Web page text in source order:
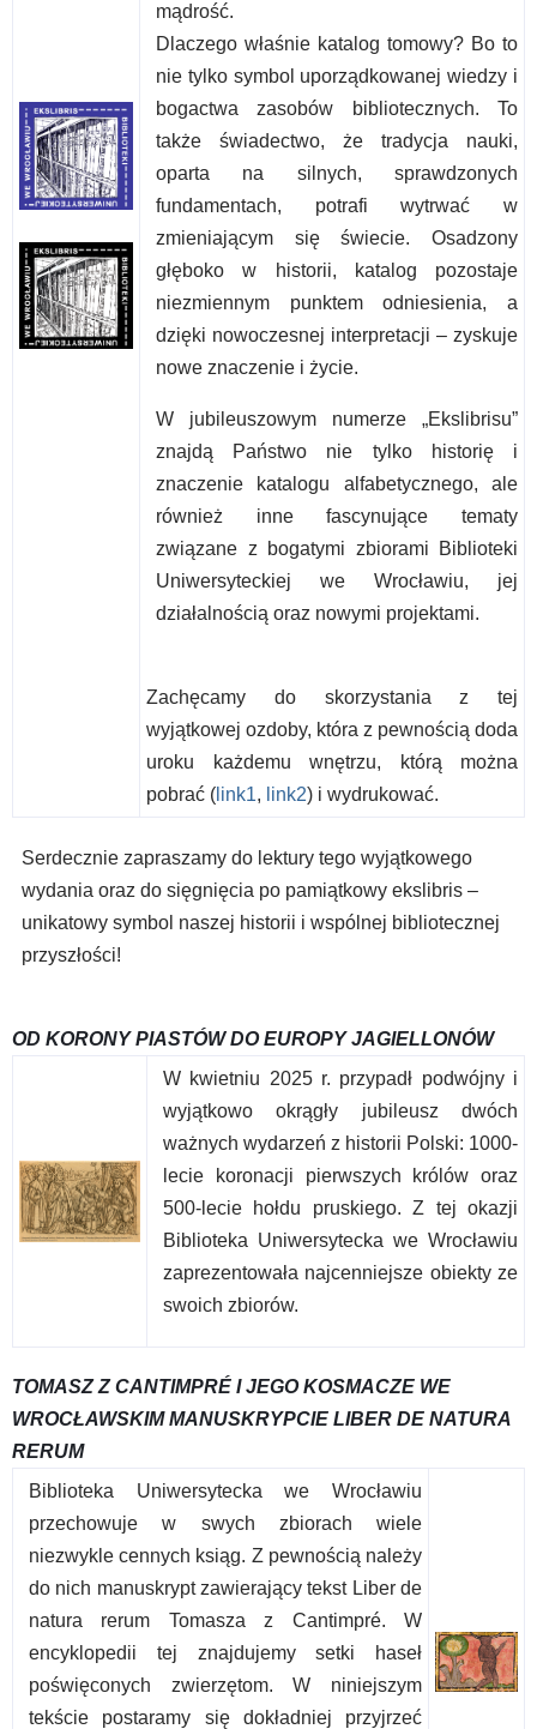
mądrość.
Dlaczego właśnie katalog tomowy? Bo to
nie tylko symbol uporządkowanej wiedzy i
bogactwa zasobów bibliotecznych. To
także świadectwo, że tradycja nauki,
oparta na silnych, sprawdzonych
fundamentach, potrafi wytrwać w
zmieniającym się świecie. Osadzony
głęboko w historii, katalog pozostaje
niezmiennym punktem odniesienia, a
dzięki nowoczesnej interpretacji – zyskuje
nowe znaczenie i życie.
W jubileuszowym numerze „Ekslibrisu”
znajdą Państwo nie tylko historię i
znaczenie katalogu alfabetycznego, ale
również inne fascynujące tematy
związane z bogatymi zbiorami Biblioteki
Uniwersyteckiej we Wrocławiu, jej
działalnością oraz nowymi projektami.
Zachęcamy do skorzystania z tej
wyjątkowej ozdoby, która z pewnością doda
uroku każdemu wnętrzu, którą można
pobrać ( link1, link2) i wydrukować.
Serdecznie zapraszamy do lektury tego wyjątkowego
wydania oraz do sięgnięcia po pamiątkowy ekslibris –
unikatowy symbol naszej historii i wspólnej bibliotecznej
przyszłości!
OD KORONY PIASTÓW DO EUROPY JAGIELLONÓW
W kwietniu 2025 r. przypadł podwójny i
wyjątkowo okrągły jubileusz dwóch
ważnych wydarzeń z historii Polski: 1000-
lecie koronacji pierwszych królów oraz
500-lecie hołdu pruskiego. Z tej okazji
Biblioteka Uniwersytecka we Wrocławiu
zaprezentowała najcenniejsze obiekty ze
swoich zbiorów.
TOMASZ Z CANTIMPRÉ I JEGO KOSMACZE WE
WROCŁAWSKIM MANUSKRYPCIE LIBER DE NATURA
RERUM
Biblioteka Uniwersytecka we Wrocławiu
przechowuje w swych zbiorach wiele
niezwykle cennych ksiąg. Z pewnością należy
do nich manuskrypt zawierający tekst Liber de
natura rerum Tomasza z Cantimpré. W
encyklopedii tej znajdujemy setki haseł
poświęconych zwierzętom. W niniejszym
tekście postaramy się dokładniej przyjrzeć